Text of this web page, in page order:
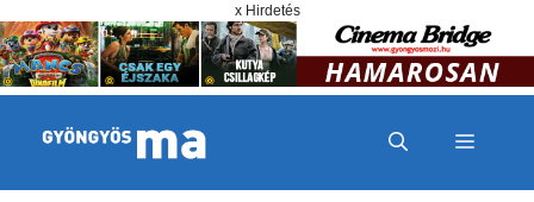
x Hirdetés
MENÜ